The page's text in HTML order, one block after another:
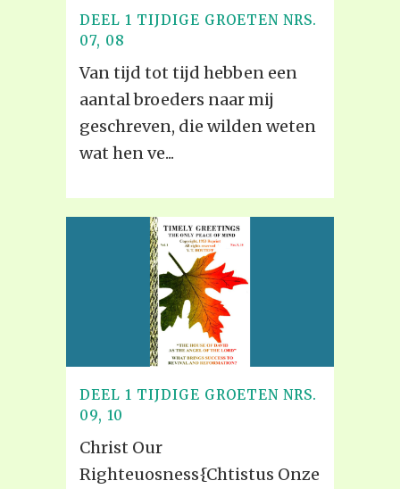
DEEL 1 TIJDIGE GROETEN NRS.
07, 08
Van tijd tot tijd hebben een
aantal broeders naar mij
geschreven, die wilden weten
wat hen ve...
DEEL 1 TIJDIGE GROETEN NRS.
09, 10
Christ Our
Righteuosness{Chtistus Onze